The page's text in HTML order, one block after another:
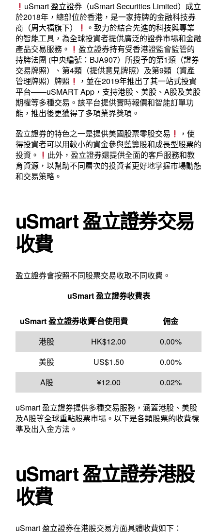
uSmart 盈立證券（uSmart Securities Limited）成立
於2018年，總部位於香港，是一家持牌的金融科技券
商（周大福旗下）
。致力於結合先進的科技與專業
的智能工具，為全球投資者提供廣泛的證券市場和金融
產品交易服務。
盈立證券持有受香港證監會監管的
持牌法團 (中央編號：BJA907）所授予的第1類（證券
交易牌照）、第4類（提供意見牌照）及第9類（資產
管理牌照）牌照
，並在2019年推出了其一站式投資
平台——uSMART App，支持港股、美股、A股及美股
期權等多種交易。該平台提供實時報價和智能訂單功
能，推出後更獲得了多項業界獎項。
盈立證券的特色之一是提供美國股票零股交易
，使
得投資者可以用較小的資金參與藍籌股和成長型股票的
投資。
此外，盈立證券還提供全面的客戶服務和教
育資源，以幫助不同層次的投資者更好地掌握市場動態
和交易策略。
uSmart 盈立證券交易
收費
盈立證券會按照不同股票交易收取不同收費。
uSmart盈立證券收費表
uSmart盈立證券收費平台使用費
佣金
港股
HK$12.00
0.00%
美股
US$1.50
0.00%
A股
¥12.00 0.02%
uSmart 盈立證券提供多種交易服務，涵蓋港股、美股
及A股等全球重點股票市場。以下是各類股票的收費標
準及出入金方法。
uSmart盈立證券港股
收費
uSmart 盈立證券在港股交易方面具體收費如下：